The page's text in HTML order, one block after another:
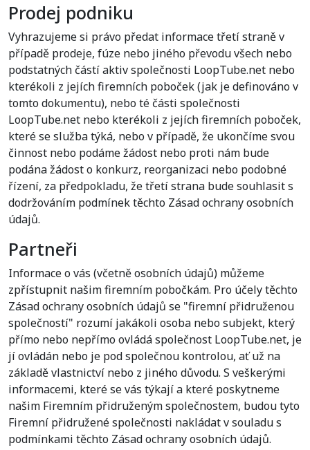
Prodej podniku
Vyhrazujeme si právo předat informace třetí straně v
případě prodeje, fúze nebo jiného převodu všech nebo
podstatných částí aktiv společnosti LoopTube.net nebo
kterékoli z jejích firemních poboček (jak je definováno v
tomto dokumentu), nebo té části společnosti
LoopTube.net nebo kterékoli z jejích firemních poboček,
které se služba týká, nebo v případě, že ukončíme svou
činnost nebo podáme žádost nebo proti nám bude
podána žádost o konkurz, reorganizaci nebo podobné
řízení, za předpokladu, že třetí strana bude souhlasit s
dodržováním podmínek těchto Zásad ochrany osobních
údajů.
Partneři
Informace o vás (včetně osobních údajů) můžeme
zpřístupnit našim firemním pobočkám. Pro účely těchto
Zásad ochrany osobních údajů se "firemní přidruženou
společností" rozumí jakákoli osoba nebo subjekt, který
přímo nebo nepřímo ovládá společnost LoopTube.net, je
jí ovládán nebo je pod společnou kontrolou, ať už na
základě vlastnictví nebo z jiného důvodu. S veškerými
informacemi, které se vás týkají a které poskytneme
našim Firemním přidruženým společnostem, budou tyto
Firemní přidružené společnosti nakládat v souladu s
podmínkami těchto Zásad ochrany osobních údajů.